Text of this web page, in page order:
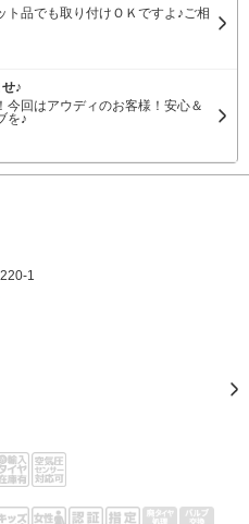
ト品でも取り付けＯＫですよ♪ご相
♪
今回はアウディのお客様！安心＆
を♪
1